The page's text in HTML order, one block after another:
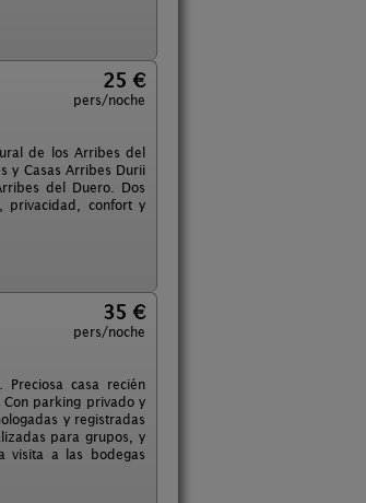
25 €
pers/noche
de los Arribes del
y Casas Arribes Durii
del Duero. Dos
privacidad, confort y
35 €
pers/noche
casa recién
parking privado y
y registradas
para grupos, y
visita a las bodegas